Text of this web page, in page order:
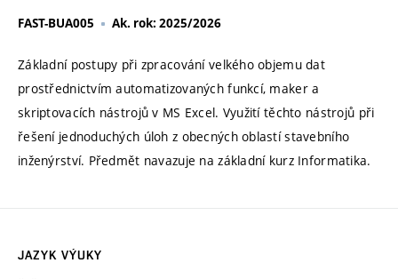
FAST-BUA005 Ak. rok: 2025/2026
Základní postupy při zpracování velkého objemu dat
prostřednictvím automatizovaných funkcí, maker a
skriptovacích nástrojů v MS Excel. Využití těchto nástrojů při
řešení jednoduchých úloh z obecných oblastí stavebního
inženýrství. Předmět navazuje na základní kurz Informatika.
JAZYK VÝUKY